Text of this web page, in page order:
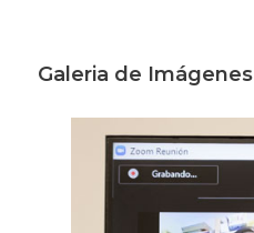
Galeria de Imágenes